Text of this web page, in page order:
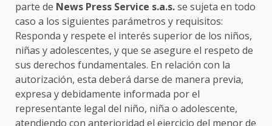
parte de News Press Service s.a.s.se sujeta en todo
caso a los siguientes parámetros y requisitos:
Responda y respete el interés superior de los niños,
niñas y adolescentes, y que se asegure el respeto de
sus derechos fundamentales. En relación con la
autorización, esta deberá darse de manera previa,
expresa y debidamente informada por el
representante legal del niño, niña o adolescente,
atendiendo con anterioridad el ejercicio del menor de